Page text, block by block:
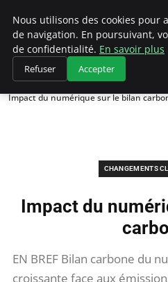
Accueil
Changements climatiques
Impact du numérique sur le bilan
CHANGEMENTS
Impact du
EN BREF Bilan carbone du
croissante face aux
Nous utilisons des cookies pour
de navigation. En poursuivant,
de confidentialité. En savoir plus
Refuser Accepter